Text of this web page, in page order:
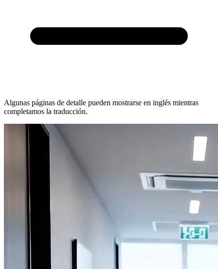
Algunas páginas de detalle pueden mostrarse en inglés mientras
completamos la traducción.